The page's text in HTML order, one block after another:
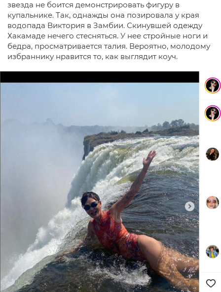
звезда не боится демонстрировать фигуру в
купальнике. Так, однажды она позировала у края
водопада Виктория в Замбии. Скинувшей одежду
Хакамаде нечего стесняться. У нее стройные ноги и
бедра, просматривается талия. Вероятно, молодому
избраннику нравится то, как выглядит коуч.